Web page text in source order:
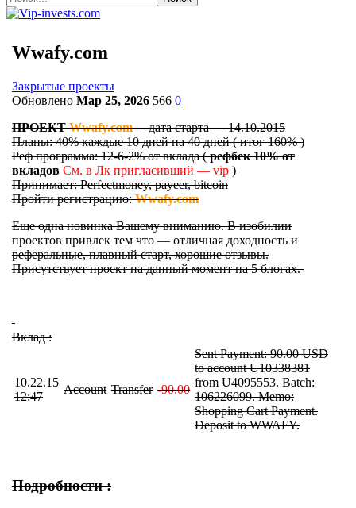
Wwafy.com
Закрытые проекты
Обновлено Мар 25, 2026 566 0
ПРОЕКТWwafy.com— дата старта — 14.10.2015
Планы: 40% каждые 10 дней на 40 дней ( итог 160% )
Реф программа: 12-6-2% от вклада (рефбек 10% от
вкладов См. в Лк пригласивший — vip)
Принимает: Perfectmoney, payeer, bitcoin
Пройти регистрацию:Wwafy.com
Еще одна новинка Вашему вниманию. В изобилии
проектов привлек тем что — отличная доходность и
реферальные, плавный старт, хорошие отзывы.
Присутствует проект на данный момент на 5 блогах.
Вклад :
10.22.15
12:47
Account Transfer -90.00
Sent Payment: 90.00 USD
to account U10338381
from U4095553. Batch:
106226099. Memo:
Shopping Cart Payment.
Deposit to WWAFY.
Подробности :